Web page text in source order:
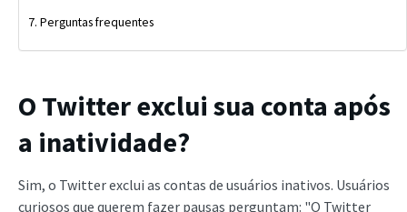
Perguntas frequentes
O Twitter exclui sua conta após
a inatividade?
Sim, o Twitter exclui as contas de usuários inativos. Usuários
curiosos que querem fazer pausas perguntam: "O Twitter